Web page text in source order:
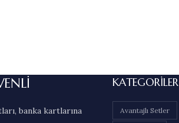
banka kartlarına
KATEGORILER
Avantajlı Setler